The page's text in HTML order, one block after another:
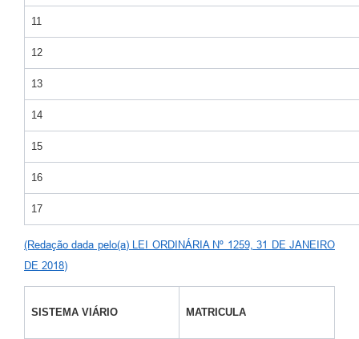
11
12
13
14
15
16
17
(Redação dada pelo(a) LEI ORDINÁRIA Nº 1259, 31 DE JANEIRO
DE 2018)
SISTEMA VIÁRIO MATRICULA